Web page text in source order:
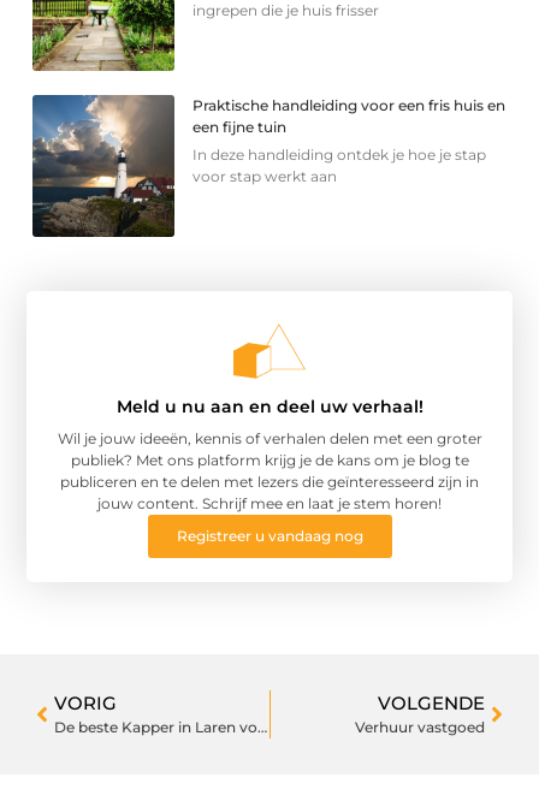
ingrepen die je huis frisser
Praktische handleiding voor een fris huis en
een fijne tuin
In deze handleiding ontdek je hoe je stap
voor stap werkt aan
Meld u nu aan en deel uw verhaal!
Wil je jouw ideeën, kennis of verhalen delen met een groter
publiek? Met ons platform krijg je de kans om je blog te
publiceren en te delen met lezers die geïnteresseerd zijn in
jouw content. Schrijf mee en laat je stem horen!
Registreer u vandaag nog
VORIG
De beste Kapper in Laren voor al uw haarwensen
VOLGENDE
Verhuur vastgoed